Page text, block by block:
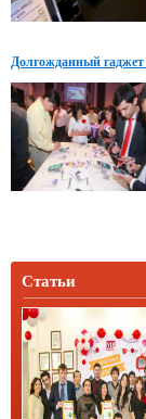
Долгожданный гаджет
Статьи